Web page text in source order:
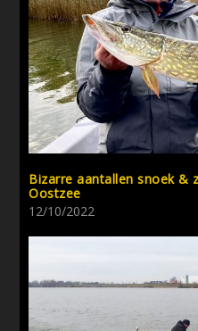
Bizarre aantallen snoek &
Oostzee
12/10/2022